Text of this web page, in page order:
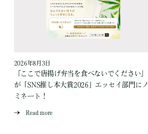
2026年8月3日
『ここで唐揚げ弁当を食べないでください』
が「SNS推し本大賞2026」エッセイ部門にノ
ミネート！
Read more